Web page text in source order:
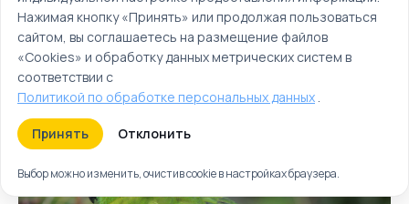
Австралия | Туры и
отдых в Австралии
Туры Круизы Ближайшие
Нажимая кнопку «Принять» или продолжая пользоваться
сайтом, вы соглашаетесь на размещение файлов
«Cookies» и обработку данных метрических систем в
соответствии с
Политикой по обработке персональных данных.
Принять Отклонить
Выбор можно изменить, очистив cookie в настройках браузера.